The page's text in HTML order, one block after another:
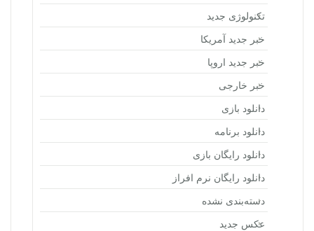
تکنولوژی جدید
خبر جدید آمریکا
خبر جدید اروپا
خبر خارجی
دانلود بازی
دانلود برنامه
دانلود رایگان بازی
دانلود رایگان نرم افراز
دسته‌بندی نشده
عکس جدید